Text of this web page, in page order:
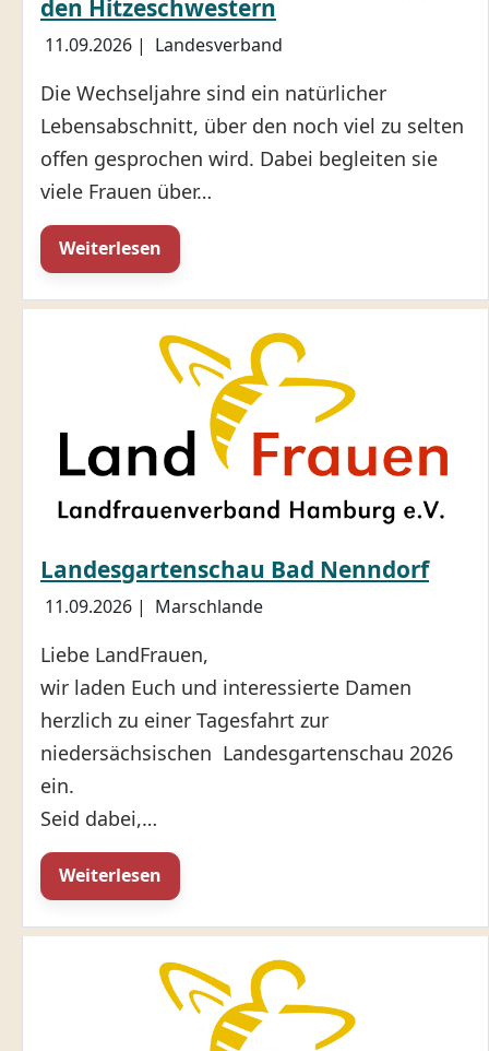
den Hitzeschwestern
11.09.2026 | Landesverband
Die Wechseljahre sind ein natürlicher
Lebensabschnitt, über den noch viel zu selten
offen gesprochen wird. Dabei begleiten sie
viele Frauen über…
Weiterlesen
Landesgartenschau Bad Nenndorf
11.09.2026 | Marschlande
Liebe LandFrauen,
wir laden Euch und interessierte Damen
herzlich zu einer Tagesfahrt zur
niedersächsischen Landesgartenschau 2026
ein.
Seid dabei,…
Weiterlesen